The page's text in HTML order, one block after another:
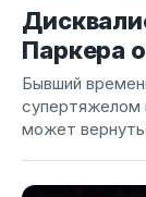
Паркера
Бывший
супертяжелом
может